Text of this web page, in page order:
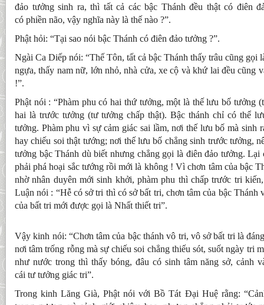
đảo tưởng sinh ra, thì tất cả các bậc Thánh đều thật có điên
có phiền não, vậy nghĩa này là thế nào ?”.
Phật hỏi: “Tại sao nói bậc Thánh có điên đảo tưởng ?”.
Ngài Ca Diếp nói: “Thế Tôn, tất cả bậc Thánh thấy trâu cũng gọi
ngựa, thấy nam nữ, lớn nhỏ, nhà cửa, xe cộ và khứ lai đều cũng
!”.
Phật nói : “Phàm phu có hai thứ tưởng, một là thế lưu bố tưởng
hai là trước tưởng (tư tưởng chấp thật). Bậc thánh chỉ có thể
tưởng. Phàm phu vì sự cảm giác sai lầm, nơi thế lưu bố mà sinh
hay chiếu soi thật tướng; nơi thế lưu bố chẳng sinh trước tưởng,
tưởng bậc Thánh dù biết nhưng chẳng gọi là điên đảo tưởng. Lại
phải phá hoại sắc tướng rồi mới là không ! Vì chơn tâm của bậc
nhờ nhân duyên mới sinh khởi, phàm phu thì chấp trước tri
Luận nói : “Hễ có sở tri thì có sở bất tri, chơn tâm của bậc Thánh
của bất tri mới được gọi là Nhất thiết tri”.
Vậy kinh nói: “Chơn tâm của bậc thánh vô tri, vô sở bất tri là
nơi tâm trống rỗng mà sự chiếu soi chẳng thiếu sót, suốt ngày tri
như nước trong thì thấy bóng, đâu có sinh tâm năng sở, cảnh
cái tư tưởng giác tri”.
Trong kinh Lăng Già, Phật nói với Bồ Tát Đại Huệ rằng: